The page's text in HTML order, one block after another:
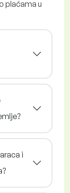
plaćama u
i